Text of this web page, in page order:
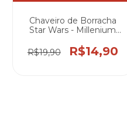
Chaveiro de Borracha
Star Wars - Millenium
R$19,90
R$14,90